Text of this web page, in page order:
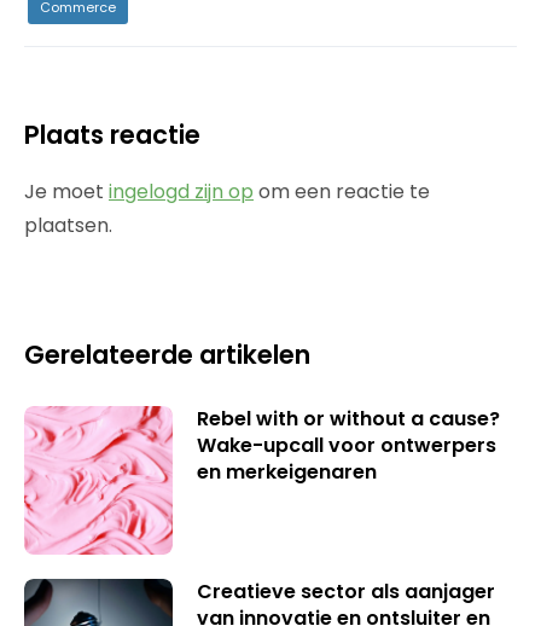
Commerce
Plaats reactie
Je moet ingelogd zijn op om een reactie te
plaatsen.
Gerelateerde artikelen
Rebel with or without a cause?
Wake-upcall voor ontwerpers
en merkeigenaren
Creatieve sector als aanjager
van innovatie en ontsluiter en